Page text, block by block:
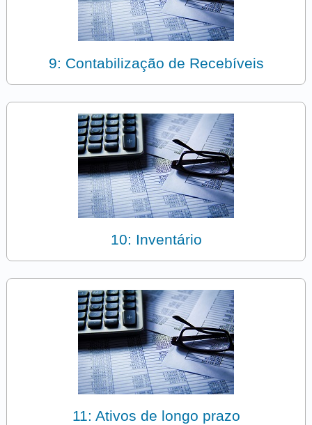
9: Contabilização de Recebíveis
10: Inventário
11: Ativos de longo prazo